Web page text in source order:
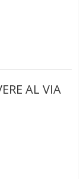
AL VIA